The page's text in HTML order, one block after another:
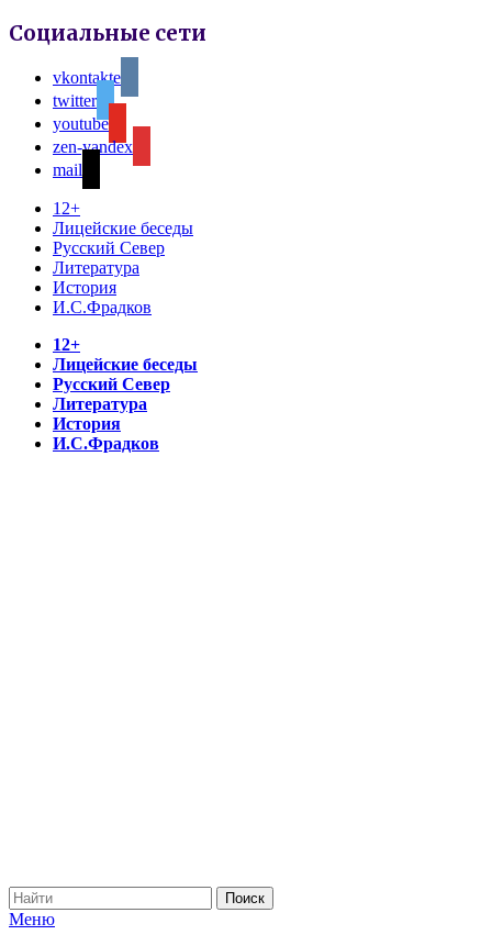
Социальные сети
vkontakte
twitter
youtube
zen-yandex
mail
12+
Лицейские беседы
Русский Север
Литература
История
И.С.Фрадков
12+
Лицейские беседы
Русский Север
Литература
История
И.С.Фрадков
Меню